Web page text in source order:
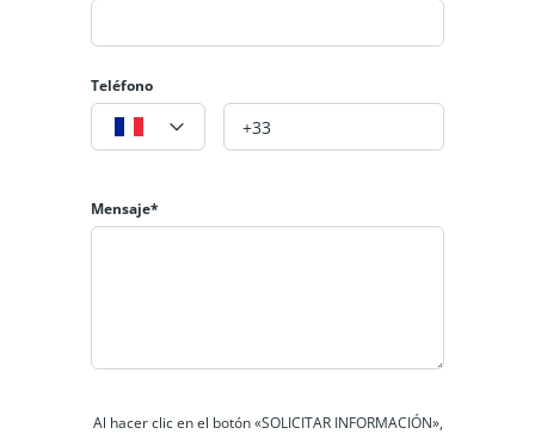
Teléfono
Mensaje*
Al hacer clic en el botón «SOLICITAR INFORMACIÓN»,